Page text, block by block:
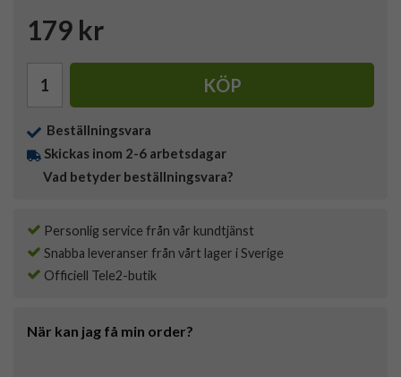
179 kr
KÖP
Beställningsvara
Skickas inom 2-6 arbetsdagar
Vad betyder beställningsvara?
Personlig service från vår kundtjänst
Snabba leveranser från vårt lager i Sverige
Officiell Tele2-butik
När kan jag få min order?